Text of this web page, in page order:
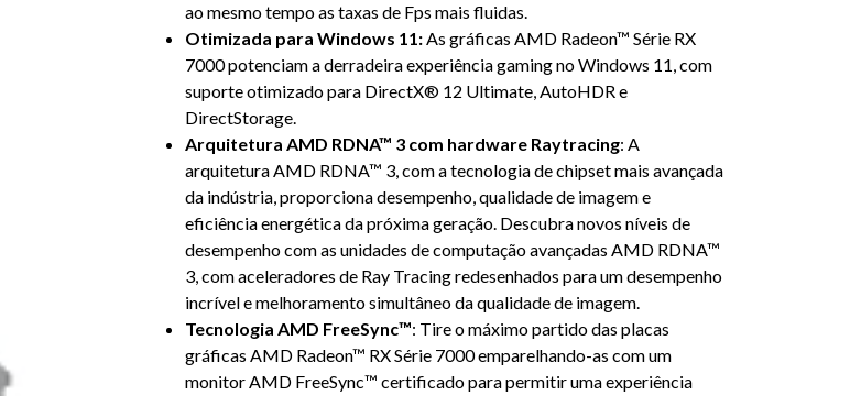
ao mesmo tempo as taxas de Fps mais fluidas.
Otimizada para Windows 11:As gráficas AMD Radeon™ Série RX
7000 potenciam a derradeira experiência gaming no Windows 11, com
suporte otimizado para DirectX® 12 Ultimate, AutoHDR e
DirectStorage.
Arquitetura AMD RDNA™ 3 com hardware Raytracing: A
arquitetura AMD RDNA™ 3, com a tecnologia de chipset mais avançada
da indústria, proporciona desempenho, qualidade de imagem e
eficiência energética da próxima geração. Descubra novos níveis de
desempenho com as unidades de computação avançadas AMD RDNA™
3, com aceleradores de Ray Tracing redesenhados para um desempenho
incrível e melhoramento simultâneo da qualidade de imagem.
Tecnologia AMD FreeSync™: Tire o máximo partido das placas
gráficas AMD Radeon™ RX Série 7000 emparelhando-as com um
monitor AMD FreeSync™ certificado para permitir uma experiência